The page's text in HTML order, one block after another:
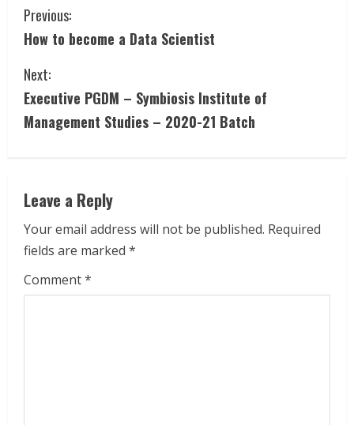
C
o
n
t
n
u
e
R
Previous:
How to become a Data Scientist
Next:
Executive PGDM – Symbiosis Institute of
Management Studies – 2020-21 Batch
Leave a Reply
Your email address will not be published. Required
fields are marked *
Comment*